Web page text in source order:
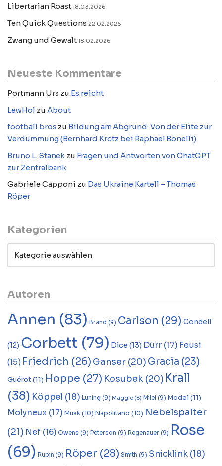
Libertarian Roast 18.03.2026
Ten Quick Questions 22.02.2026
Zwang und Gewalt 18.02.2026
Neueste Kommentare
Portmann Urs zu Es reicht
LewHol zu About
football bros zu Bildung am Abgrund: Von der Elite zur
Verdummung (Bernhard Krötz bei Raphael Bonelli)
Bruno L. Stanek zu Fragen und Antworten von ChatGPT
zur Zentralbank
Gabriele Capponi zu Das Ukraine Kartell – Thomas
Röper
Kategorien
Autoren
Annen (83) Brand (9) Carlson (29) Condell
(12) Corbett (79) Dice (13) Dürr (17) Feusi
(15) Friedrich (26) Ganser (20) Gracia (23)
Guérot(11) Hoppe (27) Kosubek (20) Krall
(38) Köppel (18) Lüning (9) Maggio (8) Milei (9) Model (11)
Molyneux (17) Musk(10) Napolitano (10) Nebelspalter
(21) Nef (16) Owens (9) Peterson (9) Regenauer (9) Rose
(69) Rubin (9) Röper (28) Smith (9) Snicklink (18)